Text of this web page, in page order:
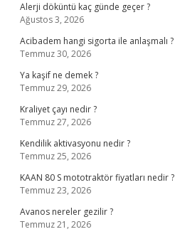
Alerji döküntü kaç günde geçer ?
Ağustos 3, 2026
Acibadem hangi sigorta ile anlaşmalı ?
Temmuz 30, 2026
Ya kaşif ne demek ?
Temmuz 29, 2026
Kraliyet çayı nedir ?
Temmuz 27, 2026
Kendilik aktivasyonu nedir ?
Temmuz 25, 2026
KAAN 80 S mototraktör fiyatları nedir ?
Temmuz 23, 2026
Avanos nereler gezilir ?
Temmuz 21, 2026